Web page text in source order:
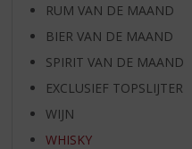
RUM VAN DE MAAND
BIER VAN DE MAAND
SPIRIT VAN DE MAAND
EXCLUSIEF TOPSLIJTER
WIJN
WHISKY